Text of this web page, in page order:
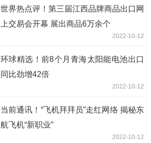
世界热点评！第三届江西品牌商品出口网
上交易会开幕 展出商品6万余个
2022-10-12
环球精选！前8个月青海太阳能电池出口
同比劲增42倍
2022-10-12
当前通讯！“飞机拜拜员”走红网络 揭秘东
航飞机“新职业”
2022-10-12